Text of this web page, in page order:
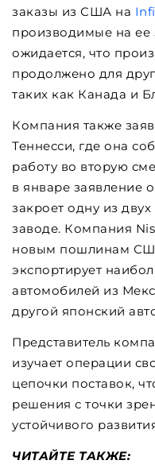
заказы из США на
производимые на ее
ожидается, что
продолжено для
таких как Канада и
Компания также
Теннесси, где она
работу во вторую
в январе заявление
закроет одну из
заводе. Компания
новым пошлинам
экспортирует
автомобилей из
другой японский
Представитель
изучает операции
цепочки поставок,
решения с точки
устойчивого
ЧИТАЙТЕ ТАКЖЕ: